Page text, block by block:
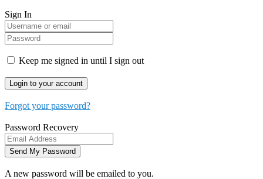
Sign In
Keep me signed in until I sign out
Forgot your password?
Password Recovery
A new password will be emailed to you.